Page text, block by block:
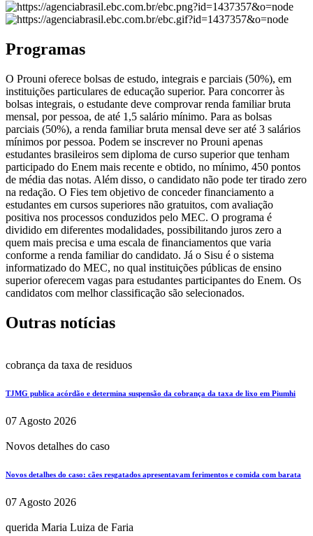
Programas
O Prouni oferece bolsas de estudo, integrais e parciais (50%), em
instituições particulares de educação superior. Para concorrer às
bolsas integrais, o estudante deve comprovar renda familiar bruta
mensal, por pessoa, de até 1,5 salário mínimo. Para as bolsas
parciais (50%), a renda familiar bruta mensal deve ser até 3 salários
mínimos por pessoa. Podem se inscrever no Prouni apenas
estudantes brasileiros sem diploma de curso superior que tenham
participado do Enem mais recente e obtido, no mínimo, 450 pontos
de média das notas. Além disso, o candidato não pode ter tirado zero
na redação. O Fies tem objetivo de conceder financiamento a
estudantes em cursos superiores não gratuitos, com avaliação
positiva nos processos conduzidos pelo MEC. O programa é
dividido em diferentes modalidades, possibilitando juros zero a
quem mais precisa e uma escala de financiamentos que varia
conforme a renda familiar do candidato. Já o Sisu é o sistema
informatizado do MEC, no qual instituições públicas de ensino
superior oferecem vagas para estudantes participantes do Enem. Os
candidatos com melhor classificação são selecionados.
Outras notícias
cobrança da taxa de residuos
TJMG publica acórdão e determina suspensão da cobrança da taxa de lixo em Piumhi
07 Agosto 2026
Novos detalhes do caso
Novos detalhes do caso: cães resgatados apresentavam ferimentos e comida com barata
07 Agosto 2026
querida Maria Luiza de Faria